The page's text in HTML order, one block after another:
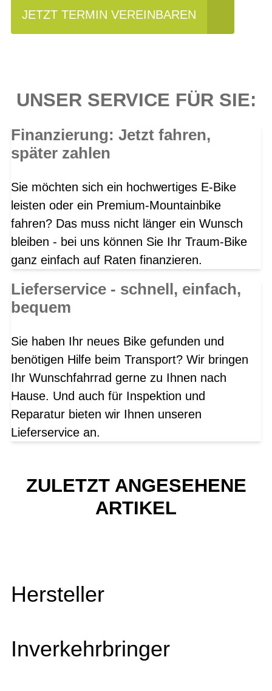
JETZT TERMIN VEREINBAREN
UNSER SERVICE FÜR SIE:
Finanzierung: Jetzt fahren,
später zahlen
Sie möchten sich ein hochwertiges E-Bike
leisten oder ein Premium-Mountainbike
fahren? Das muss nicht länger ein Wunsch
bleiben - bei uns können Sie Ihr Traum-Bike
ganz einfach auf Raten finanzieren.
Lieferservice - schnell, einfach,
bequem
Sie haben Ihr neues Bike gefunden und
benötigen Hilfe beim Transport? Wir bringen
Ihr Wunschfahrrad gerne zu Ihnen nach
Hause. Und auch für Inspektion und
Reparatur bieten wir Ihnen unseren
Lieferservice an.
ZULETZT ANGESEHENE
ARTIKEL
Hersteller
Inverkehrbringer